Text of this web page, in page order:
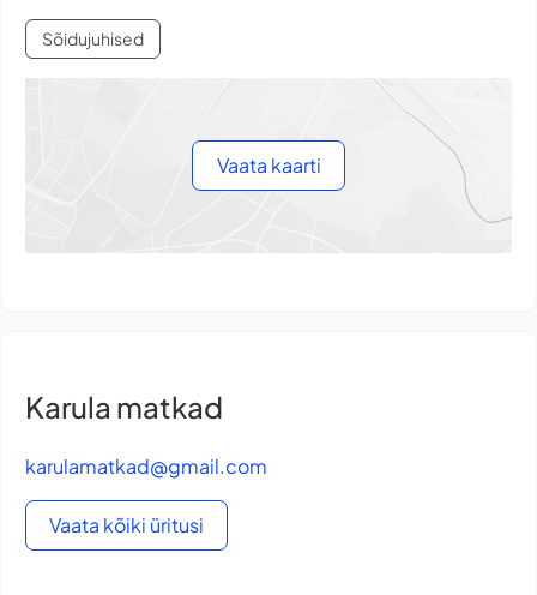
Sõidujuhised
Vaata kaarti
Karula matkad
karulamatkad@gmail.com
Vaata kõiki üritusi